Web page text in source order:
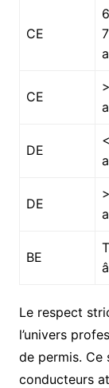
CE
CE
DE
DE
BE
Le respect
l’univers
de permis. Ce
conducteurs